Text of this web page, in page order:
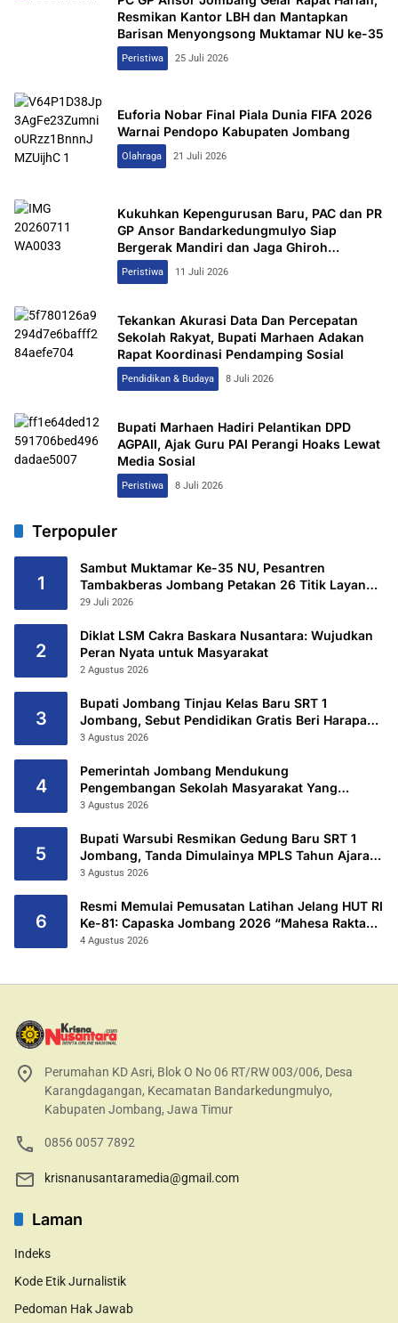
Resmikan Kantor LBH dan Mantapkan
Barisan Menyongsong Muktamar NU ke-35
Peristiwa 25 Juli 2026
Euforia Nobar Final Piala Dunia FIFA 2026
Warnai Pendopo Kabupaten Jombang
Olahraga 21 Juli 2026
Kukuhkan Kepengurusan Baru, PAC dan PR
GP Ansor Bandarkedungmulyo Siap
Bergerak Mandiri dan Jaga Ghiroh
Perjuangan
Peristiwa 11 Juli 2026
Tekankan Akurasi Data Dan Percepatan
Sekolah Rakyat, Bupati Marhaen Adakan
Rapat Koordinasi Pendamping Sosial
Pendidikan & Budaya 8 Juli 2026
Bupati Marhaen Hadiri Pelantikan DPD
AGPAII, Ajak Guru PAI Perangi Hoaks Lewat
Media Sosial
Peristiwa 8 Juli 2026
Terpopuler
1
Sambut Muktamar Ke-35 NU, Pesantren
Tambakberas Jombang Petakan 26 Titik Layanan
Utama
29 Juli 2026
2
Diklat LSM Cakra Baskara Nusantara: Wujudkan
Peran Nyata untuk Masyarakat
2 Agustus 2026
3
Bupati Jombang Tinjau Kelas Baru SRT 1
Jombang, Sebut Pendidikan Gratis Beri Harapan
Baru
3 Agustus 2026
4
Pemerintah Jombang Mendukung
Pengembangan Sekolah Masyarakat Yang
Kurang Mampu Hingga Hibahkan 6,3 Hektar
3 Agustus 2026
5
Bupati Warsubi Resmikan Gedung Baru SRT 1
Jombang, Tanda Dimulainya MPLS Tahun Ajaran
2026/2027
3 Agustus 2026
6
Resmi Memulai Pemusatan Latihan Jelang HUT RI
Ke-81: Capaska Jombang 2026 “Mahesa Rakta
Garuda Yudha”.
4 Agustus 2026
Perumahan KD Asri, Blok O No 06 RT/RW 003/006, Desa
Karangdagangan, Kecamatan Bandarkedungmulyo,
Kabupaten Jombang, Jawa Timur
0856 0057 7892
krisnanusantaramedia@gmail.com
Laman
Indeks
Kode Etik Jurnalistik
Pedoman Hak Jawab